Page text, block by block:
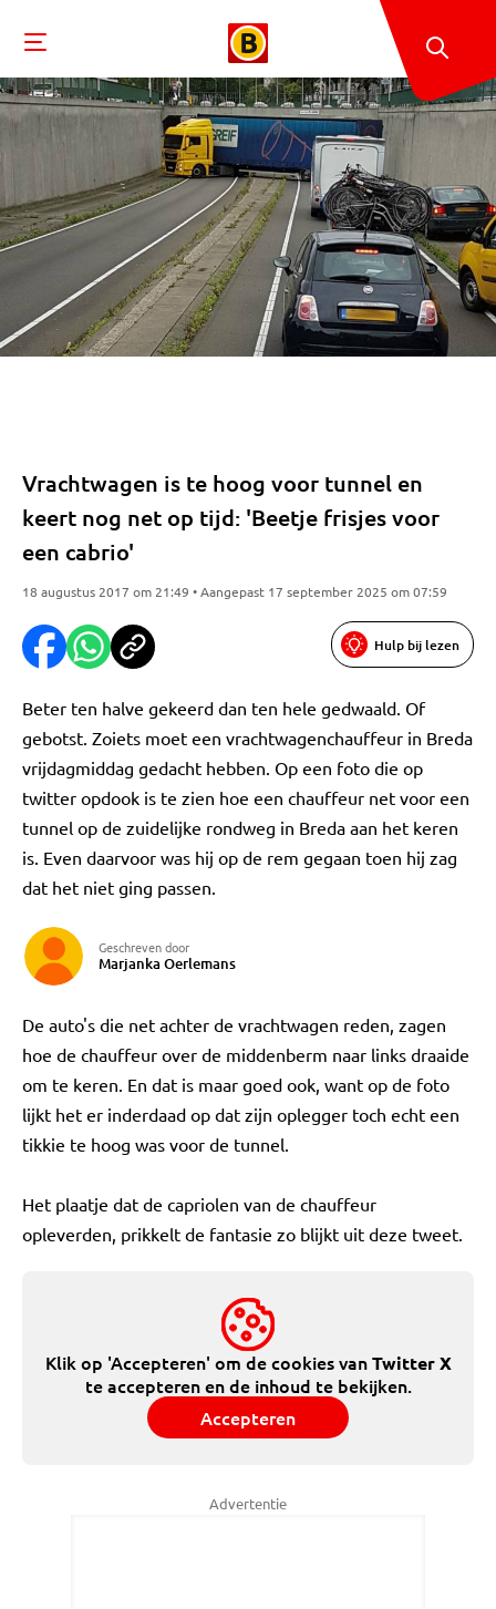
Vrachtwagen is te hoog voor tunnel en
keert nog net op tijd: 'Beetje frisjes voor
een cabrio'
18 augustus 2017 om 21:49 • Aangepast 17 september 2025 om 07:59
Hulp bij lezen
Beter ten halve gekeerd dan ten hele gedwaald. Of
gebotst. Zoiets moet een vrachtwagenchauffeur in Breda
vrijdagmiddag gedacht hebben. Op een foto die op
twitter opdook is te zien hoe een chauffeur net voor een
tunnel op de zuidelijke rondweg in Breda aan het keren
is. Even daarvoor was hij op de rem gegaan toen hij zag
dat het niet ging passen.
Geschreven door
Marjanka Oerlemans
De auto's die net achter de vrachtwagen reden, zagen
hoe de chauffeur over de middenberm naar links draaide
om te keren. En dat is maar goed ook, want op de foto
lijkt het er inderdaad op dat zijn oplegger toch echt een
tikkie te hoog was voor de tunnel.
Het plaatje dat de capriolen van de chauffeur
opleverden, prikkelt de fantasie zo blijkt uit deze tweet.
Klik op 'Accepteren' om de cookies vanTwitter X
te accepteren en de inhoud te bekijken.
Accepteren
Advertentie